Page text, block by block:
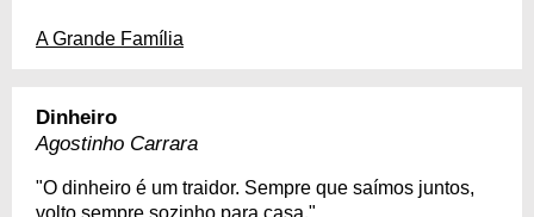
A Grande Família
Dinheiro
Agostinho Carrara
"O dinheiro é um traidor. Sempre que saímos juntos,
volto sempre sozinho para casa."